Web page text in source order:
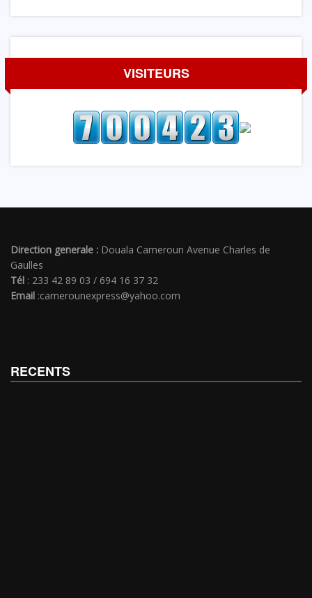
VISITEURS
Direction generale : Douala Cameroun Avenue Charles de
Gaulles
Tél : 233 42 89 03 / 694 16 37 32
Email :camerounexpress@yahoo.com
RECENTS